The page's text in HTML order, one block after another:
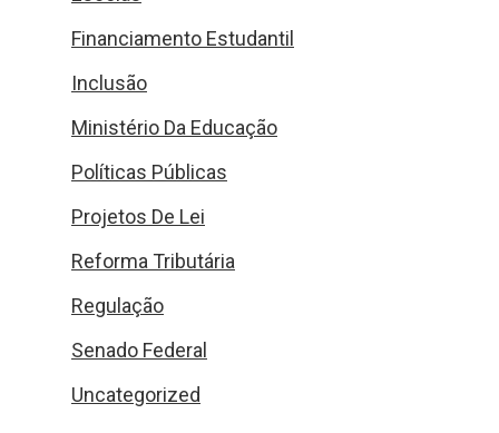
Financiamento Estudantil
Inclusão
Ministério Da Educação
Políticas Públicas
Projetos De Lei
Reforma Tributária
Regulação
Senado Federal
Uncategorized